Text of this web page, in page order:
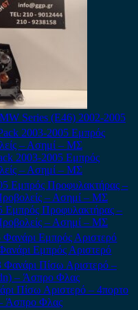
Series (E46) 2002-2005
2003-2005 Εμπρός
– Ασημί – ΜΣ
Εμπρός Προφυλακτήρας –
– Ασημί – ΜΣ
Εμπρός Αριστερό
Πίσω Αριστερό – 4πορτο
Άσπρο Φλας